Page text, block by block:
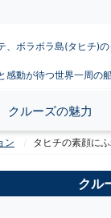
、ボラボラ島(タヒチ)
感動が待つ世界一周の
クルーズの魅力
ン タヒチの素顔に
クル